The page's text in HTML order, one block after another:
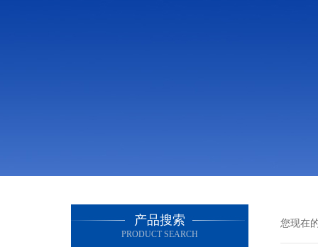
产品搜索
PRODUCT SEARCH
您现在